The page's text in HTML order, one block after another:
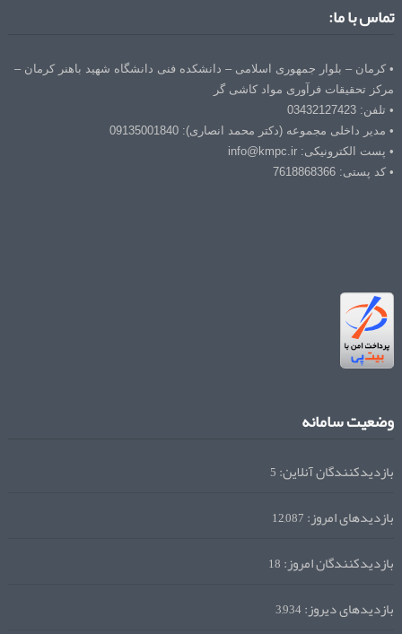
تماس با ما:
• کرمان – بلوار جمهوری اسلامی – دانشکده فنی دانشگاه شهید باهنر کرمان –
مرکز تحقیقات فرآوری مواد کاشی گر
• تلفن: 03432127423
• مدیر داخلی مجموعه (دکتر محمد انصاری): 09135001840
• پست الکترونیکی: info@kmpc.ir
• کد پستی: 7618868366
وضعیت سامانه
بازدیدکنندگان آنلاین:5
بازدیدهای امروز:12,087
بازدیدکنندگان امروز:18
بازدیدهای دیروز:3,934